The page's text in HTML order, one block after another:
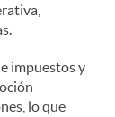
impuestos y
lo que